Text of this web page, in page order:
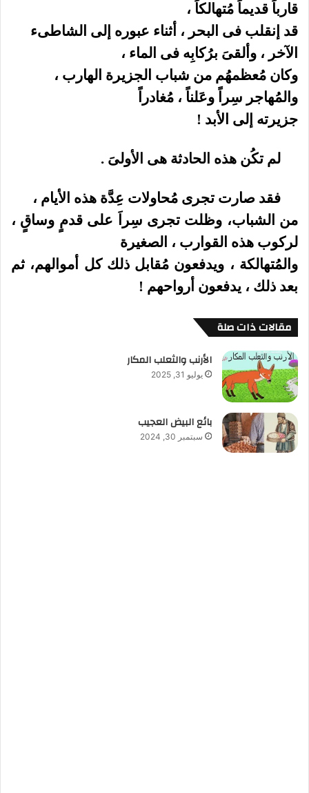
قارباً قديماً مُتهالكاً ،
قد إنقلب فى البحر ، أثناء عبوره إلى الشاطىء
الآخر ، وألقىَ برُكابِه فى الماء ،
وكان مُعظمهُم من شباب الجزيرة الهارب ،
والمُهاجر سِراً وعَلناً ، مُغادراً
جزيرته إلى الأبد !
لم تكُن هذه الحادثة هى الأولىَ .
فقد صارت تجرى مُحاولات عِدَّة هذه الأيام ،
من الشباب، وظلت تجرى سِراَ على قدمٍ وساقٍ ،
لركوب هذه القوارب ، الصغيرة
والمُتهالكة ، ويدفعون مُقابل ذلك كل أموالهم، ثم
بعد ذلك ، يدفعون أرواحهم !
مقالات ذات صلة
الأرنب والثعلب المكار
يوليو 31, 2025
بائع البيض العجيب
سبتمبر 30, 2024